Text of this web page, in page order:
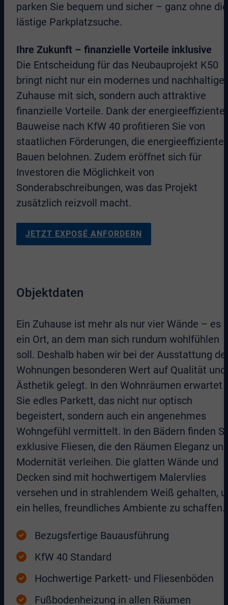
parken Sie bequem und sicher – ganz ohne die
lästige Parkplatzsuche.
Ihre Zukunft – finanzielle Vorteile inklusive
Die Entscheidung für das Neubauprojekt K50
bringt nicht nur ein modernes und
Zuhause mit sich, sondern auch attraktive
finanzielle Vorteile. Dank der
Bauweise nach KfW 40 profitieren Sie von
staatlichen Förderungen, die
Bauen belohnen. Zudem eröffnet sich für
Investoren die Möglichkeit von
Sonderabschreibungen, was das Projekt
zusätzlich reizvoll macht.
JETZT EXPOSÉ ANFORDERN
Objektdaten
Ein Zuhause ist mehr als nur vier Wände – es
ein Ort, an dem man sich rundum wohlfühlen
soll. Deshalb haben wir bei der Ausstattung
Wohnungen besonderen Wert auf Qualität und
Ästhetik gelegt. In den Wohnräumen erwartet
Sie edles Parkett, das nicht nur optisch
begeistert, sondern auch ein angenehmes
Wohngefühl vermittelt. In den Bädern finden
exklusive Fliesen, die den Räumen Eleganz
Modernität verleihen. Die glatten Wände und
Decken sind mit hochwertigem Malervlies
versehen und in strahlendem Weiß gehalten,
ein helles, freundliches Ambiente zu schaffen.
Bezugsfertige Bauausführung
KfW 40 Standard
Hochwertige Parkett- und Fliesenböden
Fußbodenheizung in allen Räumen